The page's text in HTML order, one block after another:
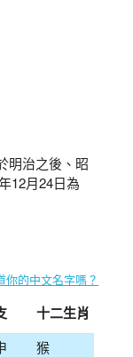
明治之後、昭
12月24日為
你的中文名字嗎？
十二生肖
猴